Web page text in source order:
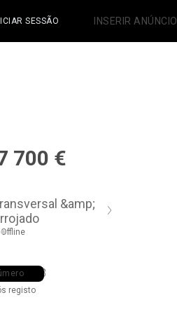
SESSÃO INSERIR ANÚNCIO
700 €
&amp;
Offline
••• •43
registo